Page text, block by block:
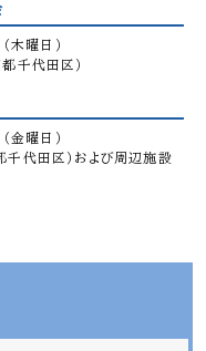
木曜日）
千代田区）
金曜日）
千代田区）および周辺施設